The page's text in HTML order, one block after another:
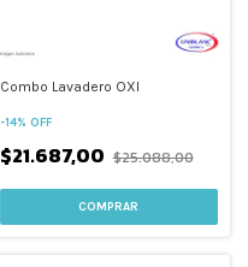
Combo Lavadero OXI
-14% OFF
$21.687,00 $25.088,00
COMPRAR